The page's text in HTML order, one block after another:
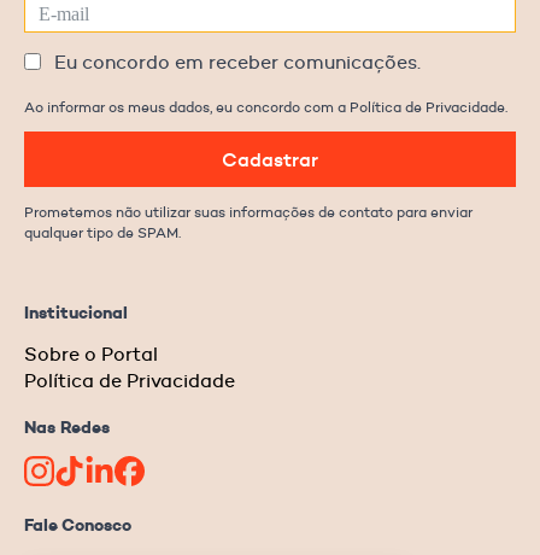
Institucional
Sobre o Portal
Política de Privacidade
Nas Redes
Fale Conosco
Eu concordo em receber comunicações.
Ao informar os meus dados, eu concordo com a Política de Privacidade.
Cadastrar
Prometemos não utilizar suas informações de contato para enviar
qualquer tipo de SPAM.